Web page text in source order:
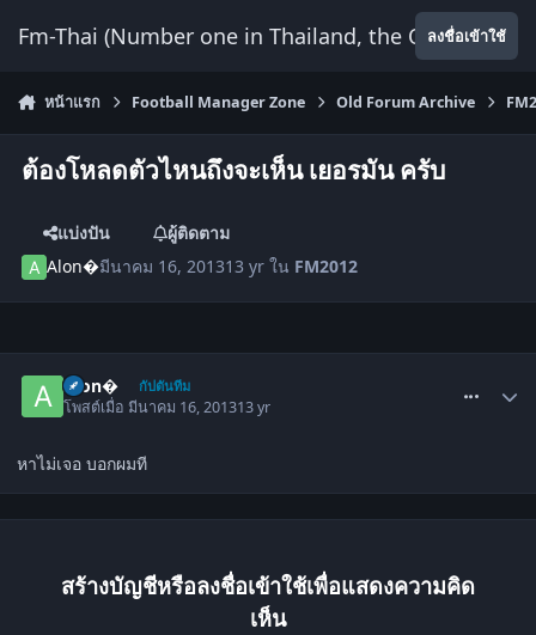
Fm-Thai (Number one in Thailand, the Onlyลงชื่อเข้าใช้
หน้าแรก Football Manager Zone Old Forum Archive
ต้องโหลดตัวไหนถึงจะเห็น เยอรมัน ครับ
แบ่งปัน
ผู้ติดตาม
Alon�มีนาคม 16, 201313 yr ใน FM2012
Alon� กัปตันทีม
โพสต์เมื่อมีนาคม 16, 201313 yr
หาไม่เจอ บอกผมที
สร้างบัญชีหรือลงชื่อเข้าใช้เพื่อแสดงความคิด
เห็น